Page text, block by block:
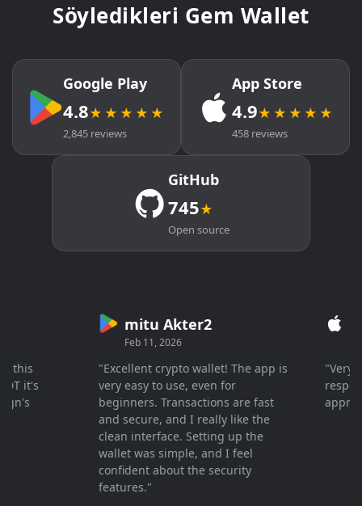
Söyledikleri Gem Wallet
Google Play
4.8★★★★★
2,845 reviews
App Store
4.9★★★★★
458 reviews
GitHub
745★
Open source
it's
mitu Akter2
Feb 11, 2026
"Excellent crypto wallet! The app is
very easy to use, even for
beginners. Transactions are fast
and secure, and I really like the
clean interface. Setting up the
wallet was simple, and I feel
confident about the security
features."
"Very
response